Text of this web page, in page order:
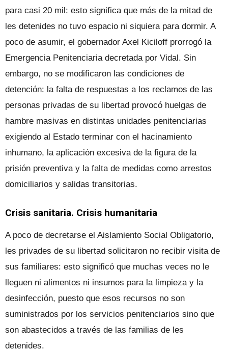
para casi 20 mil: esto significa que más de la mitad de
les detenides no tuvo espacio ni siquiera para dormir. A
poco de asumir, el gobernador Axel Kiciloff prorrogó la
Emergencia Penitenciaria decretada por Vidal. Sin
embargo, no se modificaron las condiciones de
detención: la falta de respuestas a los reclamos de las
personas privadas de su libertad provocó huelgas de
hambre masivas en distintas unidades penitenciarias
exigiendo al Estado terminar con el hacinamiento
inhumano, la aplicación excesiva de la figura de la
prisión preventiva y la falta de medidas como arrestos
domiciliarios y salidas transitorias.
Crisis sanitaria. Crisis humanitaria
A poco de decretarse el Aislamiento Social Obligatorio,
les privades de su libertad solicitaron no recibir visita de
sus familiares: esto significó que muchas veces no le
lleguen ni alimentos ni insumos para la limpieza y la
desinfección, puesto que esos recursos no son
suministrados por los servicios penitenciarios sino que
son abastecidos a través de las familias de les
detenides.